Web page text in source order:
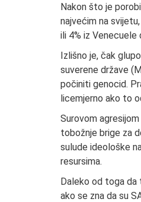
Nakon što je
najvećim na
ili 4% iz
Izlišno je, čak
suverene države
počiniti genocid.
licemjerno ako to
Surovom
tobožnje brige za
sulude ideološke
resursima.
Daleko od toga da
ako se zna da su